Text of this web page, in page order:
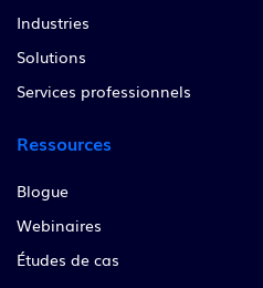
Industries
Solutions
Services professionnels
Ressources
Blogue
Webinaires
Études de cas